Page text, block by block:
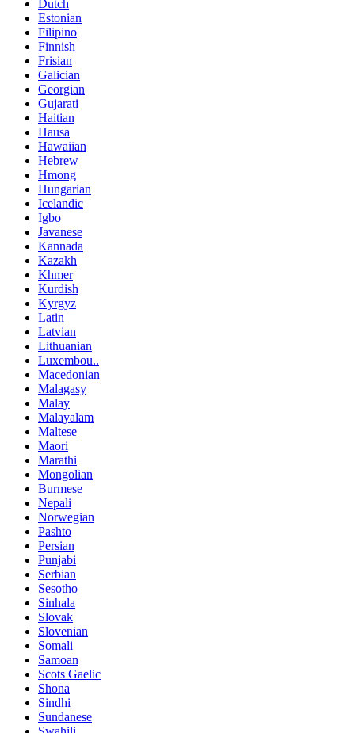
Dutch
Estonian
Filipino
Finnish
Frisian
Galician
Georgian
Gujarati
Haitian
Hausa
Hawaiian
Hebrew
Hmong
Hungarian
Icelandic
Igbo
Javanese
Kannada
Kazakh
Khmer
Kurdish
Kyrgyz
Latin
Latvian
Lithuanian
Luxembou..
Macedonian
Malagasy
Malay
Malayalam
Maltese
Maori
Marathi
Mongolian
Burmese
Nepali
Norwegian
Pashto
Persian
Punjabi
Serbian
Sesotho
Sinhala
Slovak
Slovenian
Somali
Samoan
Scots Gaelic
Shona
Sindhi
Sundanese